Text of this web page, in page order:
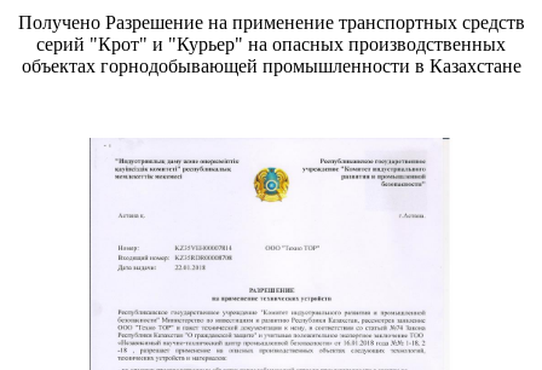
Получено Разрешение на применение транспортных средств
серий "Крот" и "Курьер" на опасных производственных
объектах горнодобывающей промышленности в Казахстане